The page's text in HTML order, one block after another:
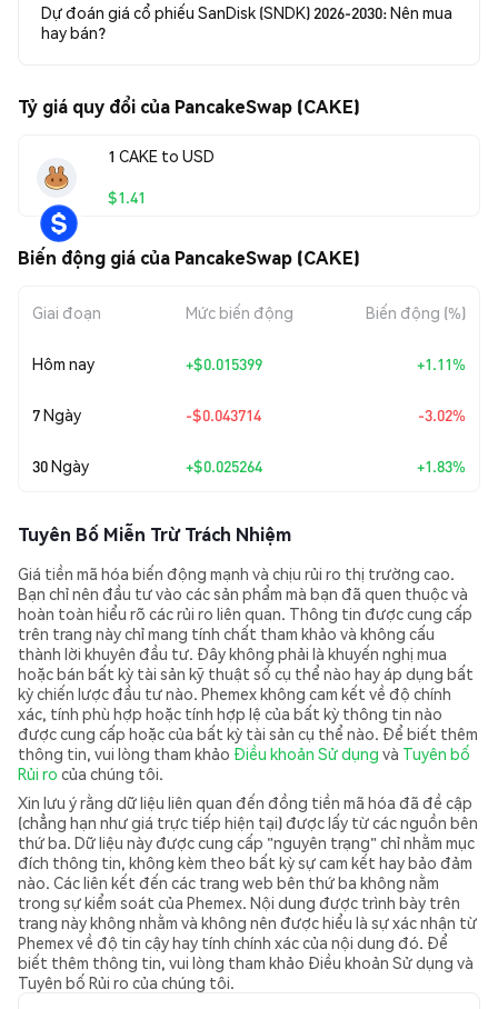
Dự đoán giá cổ phiếu SanDisk (SNDK) 2026-2030: Nên mua
hay bán?
Tỷ giá quy đổi của PancakeSwap (CAKE)
1 CAKE to USD
$1.41
Biến động giá của PancakeSwap (CAKE)
Giai đoạn Mức biến động Biến động (%)
Hôm nay +$0.015399 +1.11%
7 Ngày -$0.043714 -3.02%
30 Ngày +$0.025264 +1.83%
Tuyên Bố Miễn Trừ Trách Nhiệm
Giá tiền mã hóa biến động mạnh và chịu rủi ro thị trường cao.
Bạn chỉ nên đầu tư vào các sản phẩm mà bạn đã quen thuộc và
hoàn toàn hiểu rõ các rủi ro liên quan. Thông tin được cung cấp
trên trang này chỉ mang tính chất tham khảo và không cấu
thành lời khuyên đầu tư. Đây không phải là khuyến nghị mua
hoặc bán bất kỳ tài sản kỹ thuật số cụ thể nào hay áp dụng bất
kỳ chiến lược đầu tư nào. Phemex không cam kết về độ chính
xác, tính phù hợp hoặc tính hợp lệ của bất kỳ thông tin nào
được cung cấp hoặc của bất kỳ tài sản cụ thể nào. Để biết thêm
thông tin, vui lòng tham khảo Điều khoản Sử dụng và Tuyên bố
Rủi ro của chúng tôi.
Xin lưu ý rằng dữ liệu liên quan đến đồng tiền mã hóa đã đề cập
(chẳng hạn như giá trực tiếp hiện tại) được lấy từ các nguồn bên
thứ ba. Dữ liệu này được cung cấp "nguyên trạng" chỉ nhằm mục
đích thông tin, không kèm theo bất kỳ sự cam kết hay bảo đảm
nào. Các liên kết đến các trang web bên thứ ba không nằm
trong sự kiểm soát của Phemex. Nội dung được trình bày trên
trang này không nhằm và không nên được hiểu là sự xác nhận từ
Phemex về độ tin cậy hay tính chính xác của nội dung đó. Để
biết thêm thông tin, vui lòng tham khảo Điều khoản Sử dụng và
Tuyên bố Rủi ro của chúng tôi.